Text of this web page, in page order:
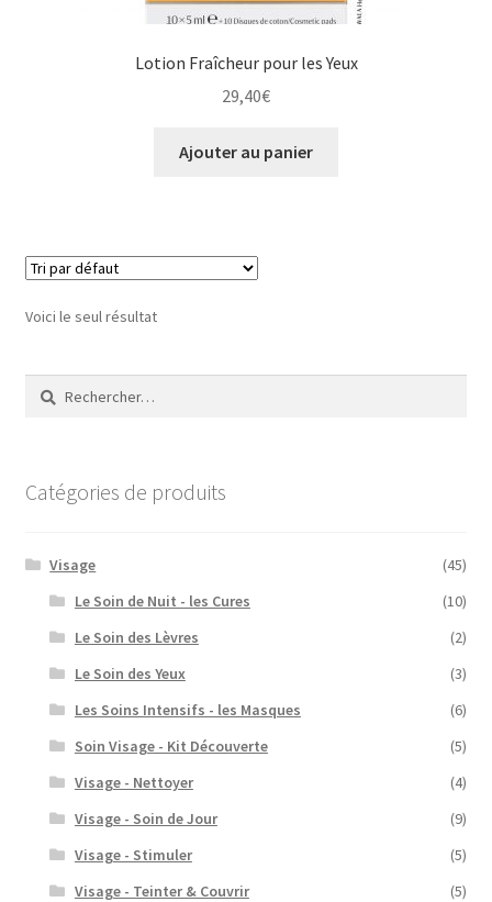
Lotion Fraîcheur pour les Yeux
29,40€
Ajouter au panier
Voici le seul résultat
Rechercher :
Catégories de produits
Visage
(45)
Le Soin de Nuit - les Cures
(10)
Le Soin des Lèvres
(2)
Le Soin des Yeux
(3)
Les Soins Intensifs - les Masques
(6)
Soin Visage - Kit Découverte
(5)
Visage - Nettoyer
(4)
Visage - Soin de Jour
(9)
Visage - Stimuler
(5)
Visage - Teinter & Couvrir
(5)